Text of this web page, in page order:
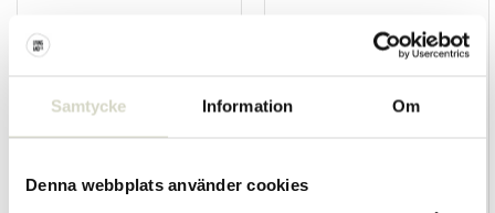
Samtycke Information Om
Denna webbplats använder cookies